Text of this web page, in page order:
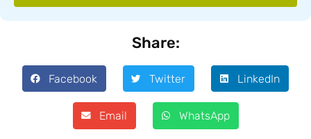
Share:
Facebook Twitter LinkedIn
Email WhatsApp